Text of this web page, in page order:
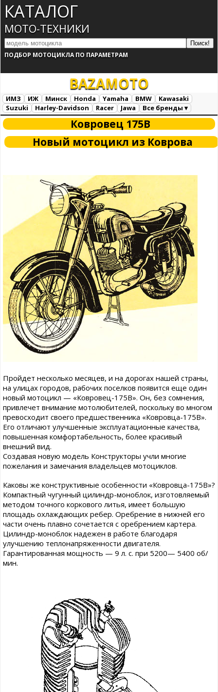
КАТАЛОГ
МОТО-ТЕХНИКИ
ПОДБОР МОТОЦИКЛА ПО ПАРАМЕТРАМ
BAZAMOTO
ИМЗ ИЖ Минск Honda Yamaha BMW
Kawasaki
Suzuki
Harley-Davidson Racer Jawa
Все бренды ▾
Все марки
Загрузка...Ковровец 175В
Новый мотоцикл из Коврова
Пройдет несколько месяцев, и на дорогах нашей страны,
на улицах городов, рабочих поселков появится еще один
новый мотоцикл — «Ковровец-175В». Он, без сомнения,
привлечет внимание мотолюбителей, поскольку во многом
превосходит своего предшественника «Ковровца-175В».
Его отличают улучшенные эксплуатационные качества,
повышенная комфортабельность, более красивый
внешний вид.
Создавая новую модель Конструкторы учли многие
пожелания и замечания владельцев мотоциклов.
Каковы же конструктивные особенности «Ковровца-175В»?
Компактный чугунный цилиндр-моноблок, изготовляемый
методом точного коркового литья, имеет большую
площадь охлаждающих ребер. Оребрение в нижней его
части очень плавно сочетается с оребрением картера.
Цилиндр-моноблок надежен в работе благодаря
улучшению теплонапряженности двигателя.
Гарантированная мощность — 9 л. с. при 5200— 5400 об/
мин.